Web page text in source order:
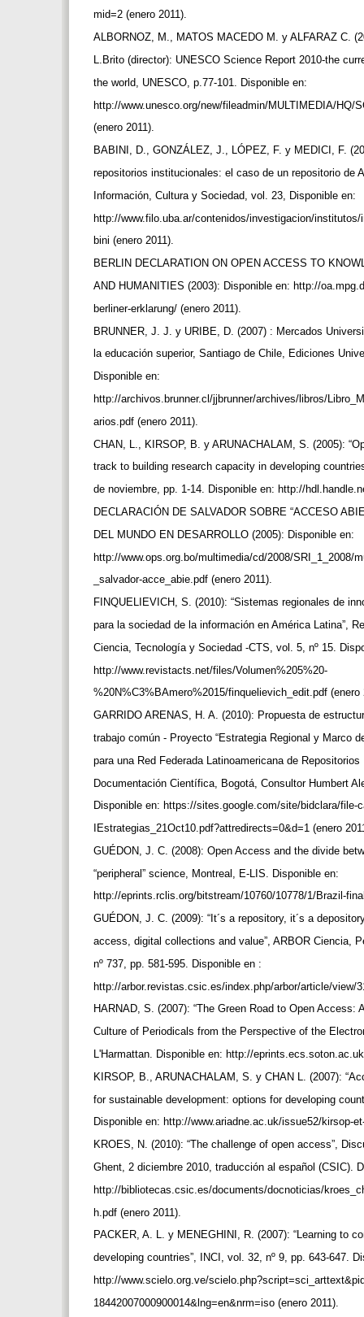
mid=2 (enero 2011).
ALBORNOZ, M., MATOS MACEDO M. y ALFARAZ C.
L.Brito (director): UNESCO Science Report 2010-the
the world, UNESCO, p.77-101. Disponible en:
http://www.unesco.org/new/fileadmin/MULTIMEDIA/HQ/
(enero 2011).
BABINI, D., GONZÁLEZ, J., LÓPEZ, F. y MEDICI, F.
repositorios institucionales: el caso de un repositorio de
Información, Cultura y Sociedad, vol. 23, Disponible en:
http://www.filo.uba.ar/contenidos/investigacion/
bini (enero 2011).
BERLIN DECLARATION ON OPEN ACCESS TO
AND HUMANITIES (2003): Disponible en: http://
berliner-erklarung/ (enero 2011).
BRUNNER, J. J. y URIBE, D. (2007) : Mercados
la educación superior, Santiago de Chile, Ediciones
Disponible en:
http://archivos.brunner.cl/jjbrunner/archives/libros/
arios.pdf (enero 2011).
CHAN, L., KIRSOP, B. y ARUNACHALAM, S. (2005):
track to building research capacity in developing
de noviembre, pp. 1-14. Disponible en: http://
DECLARACIÓN DE SALVADOR SOBRE “ACCESO
DEL MUNDO EN DESARROLLO (2005): Disponible en:
http://www.ops.org.bo/multimedia/cd/2008/SRI_1_2008/
_salvador-acce_abie.pdf (enero 2011).
FINQUELIEVICH, S. (2010): “Sistemas regionales de
para la sociedad de la información en América Latina”,
Ciencia, Tecnología y Sociedad -CTS, vol. 5, nº 15.
http://www.revistacts.net/files/Volumen%205%20-
%20N%C3%BAmero%2015/finquelievich_edit.pdf
GARRIDO ARENAS, H. A. (2010): Propuesta de
trabajo común - Proyecto “Estrategia Regional y Marco
para una Red Federada Latinoamericana de
Documentación Científica, Bogotá, Consultor Humbert
Disponible en: https://sites.google.com/site/bidclara/file-
IEstrategias_21Oct10.pdf?attredirects=0&d=1 (enero
GUÉDON, J. C. (2008): Open Access and the divide
“peripheral” science, Montreal, E-LIS. Disponible en:
http://eprints.rclis.org/bitstream/10760/10778/1/Brazil-
GUÉDON, J. C. (2009): “It´s a repository, it´s a
access, digital collections and value”, ARBOR Ciencia,
nº 737, pp. 581-595. Disponible en :
http://arbor.revistas.csic.es/index.php/arbor/article/view/
HARNAD, S. (2007): “The Green Road to Open Access:
Culture of Periodicals from the Perspective of the
L'Harmattan. Disponible en: http://
KIRSOP, B., ARUNACHALAM, S. y CHAN L. (2007):
for sustainable development: options for developing
Disponible en: http://www.ariadne.ac.uk/issue52/kirsop-
KROES, N. (2010): “The challenge of open access”,
Ghent, 2 diciembre 2010, traducción al español (CSIC).
http://bibliotecas.csic.es/documents/docnoticias/
h.pdf (enero 2011).
PACKER, A. L. y MENEGHINI, R. (2007): “Learning to
developing countries”, INCI, vol. 32, nº 9, pp. 643-647.
http://www.scielo.org.ve/
18442007000900014&lng=en&nrm=iso (enero 2011).